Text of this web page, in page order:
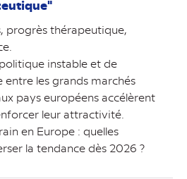
progrès thérapeutique,
instable et de
les grands marchés
pays européens accélèrent
leur attractivité.
en Europe : quelles
la tendance dès 2026 ?